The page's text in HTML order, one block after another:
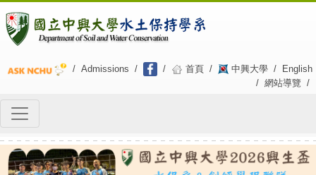
/ Admissions / / 首頁 / 中興大學 /
English
/ 網站導覽 /